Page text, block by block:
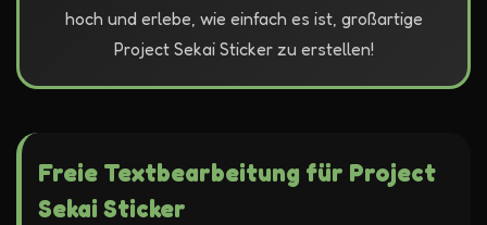
hoch und erlebe, wie einfach es ist, großartige
Project Sekai Sticker zu erstellen!
Freie Textbearbeitung für Project
Sekai Sticker